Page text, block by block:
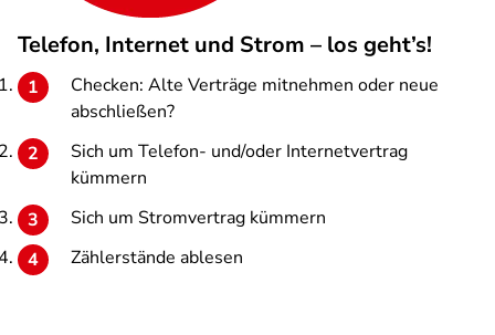
Telefon, Internet und Strom – los geht’s!
Checken: Alte Verträge mitnehmen oder neue
abschließen?
Sich um Telefon- und/oder Internetvertrag
kümmern
Sich um Stromvertrag kümmern
Zählerstände ablesen